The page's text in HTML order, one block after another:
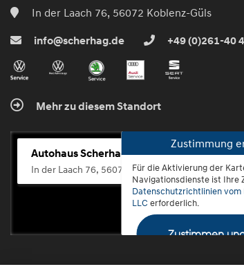
In der Laach 76, 56072 Koblenz-Güls
info@scherhag.de +49 (0)261-40
Mehr zu diesem Standort
Autohaus Scherhag
In der Laach 76, 56072 Koblenz-Güls
Zustimmung
Für die Aktivierung der
Navigationsdienste ist Ihre
Datenschutzrichtlinien
LLC erforderlich.
Zustimmen